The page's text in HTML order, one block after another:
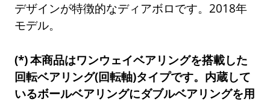
デザインが特徴的なディアボロです。2018年
モデル。
本商品はワンウェイベアリングを搭載した
回転ベアリング(回転軸)タイプです。内蔵して
いるボールベアリングにダブルベアリングを用